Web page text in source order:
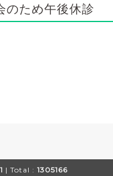
ため午後休診
| Total : 1305166